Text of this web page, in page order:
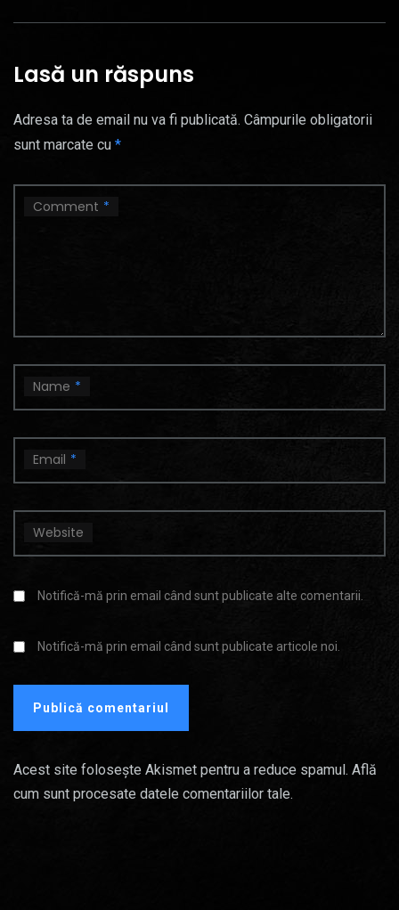
Lasă un răspuns
Adresa ta de email nu va fi publicată. Câmpurile obligatorii
sunt marcate cu *
Comment *
Name *
Email *
Website
Notifică-mă prin email când sunt publicate alte comentarii.
Notifică-mă prin email când sunt publicate articole noi.
Acest site folosește Akismet pentru a reduce spamul. Află
cum sunt procesate datele comentariilor tale.